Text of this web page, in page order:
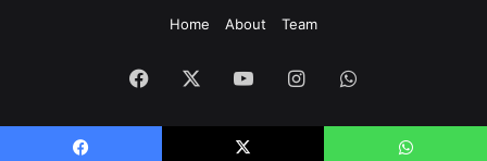
Home
About Team
Facebook YouTubeInstagramWhatsApp